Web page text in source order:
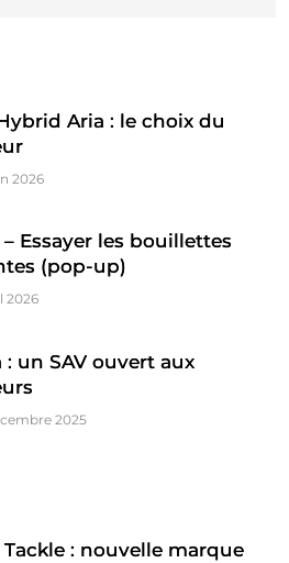
Aria : le choix du
2026
– Essayer les bouillettes
(pop-up)
2026
: un SAV ouvert aux
2025
Tackle : nouvelle marque